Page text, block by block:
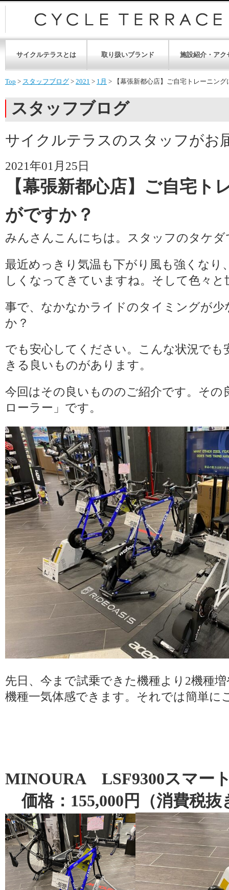
サイクルテラスとは 取り扱いブランド 施設紹介・アク
Top > スタッフブログ > 2021 > 1月 > 【幕張新都心店】ご自宅トレーニン
スタッフブログ
サイクルテラスのスタッフがお
2021年01月25日
【幕張新都心店】ご自宅ト
がですか？
みんさんこんにちは。スタッフのタケダ
最近めっきり気温も下がり風も強くなり
しくなってきていますね。そして色々
事で、なかなかライドのタイミングが
か？
でも安心してください。こんな状況で
きる良いものがあります。
今回はその良いもののご紹介です。その
ローラー」です。
先日、今まで試乗できた機種より2機種
機種一気体感できます。それでは簡単に
MINOURA LSF9300スマー
価格：155,000円（消費税抜